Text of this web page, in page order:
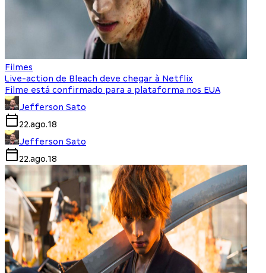
Filmes
Live-action de Bleach deve chegar à Netflix
Filme está confirmado para a plataforma nos EUA
Jefferson Sato
22.ago.18
Jefferson Sato
22.ago.18